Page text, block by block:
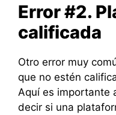
Error #2.
calificada
Otro error muy
que no estén
Aquí es importante
decir si una